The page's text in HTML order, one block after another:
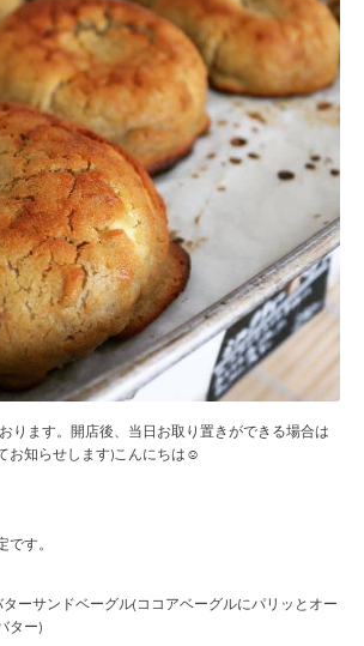
ります。開店後、当日お取り置きができる場合は
お知らせします)こんにちは☺︎
です。
ーサンドベーグル(ココアベーグルにパリッとオー
ター)